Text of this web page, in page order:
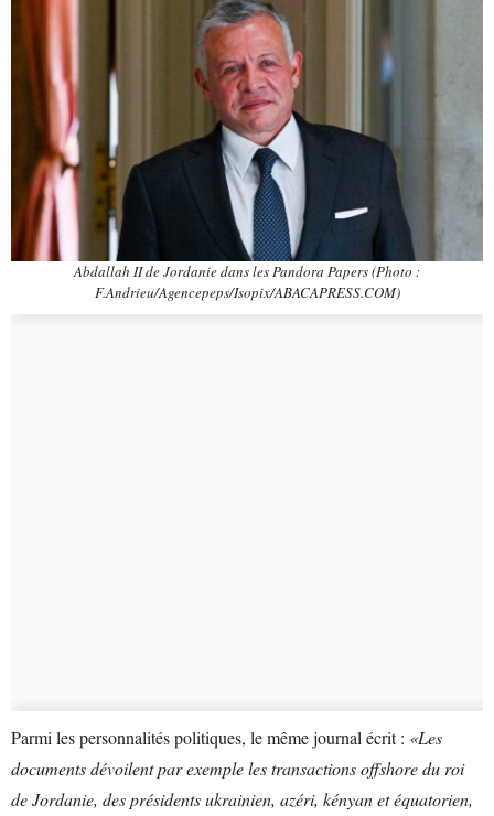
Abdallah II de Jordanie dans les Pandora Papers (Photo :
F.Andrieu/Agencepeps/Isopix/ABACAPRESS.COM)
Parmi les personnalités politiques, le même journal écrit : «Les
documents dévoilent par exemple les transactions offshore du roi
de Jordanie, des présidents ukrainien, azéri, kényan et équatorien,